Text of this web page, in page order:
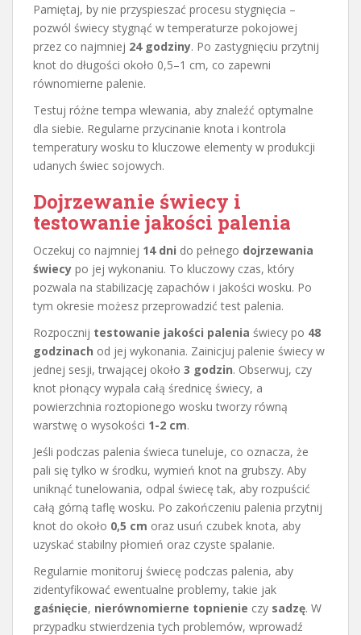
Pamiętaj, by nie przyspieszać procesu stygnięcia –
pozwól świecy stygnąć w temperaturze pokojowej
przez co najmniej 24 godziny. Po zastygnięciu przytnij
knot do długości około 0,5–1 cm, co zapewni
równomierne palenie.
Testuj różne tempa wlewania, aby znaleźć optymalne
dla siebie. Regularne przycinanie knota i kontrola
temperatury wosku to kluczowe elementy w produkcji
udanych świec sojowych.
Dojrzewanie świecy i
testowanie jakości palenia
Oczekuj co najmniej 14 dni do pełnego dojrzewania
świecy po jej wykonaniu. To kluczowy czas, który
pozwala na stabilizację zapachów i jakości wosku. Po
tym okresie możesz przeprowadzić test palenia.
Rozpocznij testowanie jakości palenia świecy po 48
godzinach od jej wykonania. Zainicjuj palenie świecy w
jednej sesji, trwającej około 3 godzin. Obserwuj, czy
knot płonący wypala całą średnicę świecy, a
powierzchnia roztopionego wosku tworzy równą
warstwę o wysokości 1-2 cm.
Jeśli podczas palenia świeca tuneluje, co oznacza, że
pali się tylko w środku, wymień knot na grubszy. Aby
uniknąć tunelowania, odpal świecę tak, aby rozpuścić
całą górną taflę wosku. Po zakończeniu palenia przytnij
knot do około 0,5 cm oraz usuń czubek knota, aby
uzyskać stabilny płomień oraz czyste spalanie.
Regularnie monitoruj świecę podczas palenia, aby
zidentyfikować ewentualne problemy, takie jak
gaśnięcie, nierównomierne topnienie czy sadzę. W
przypadku stwierdzenia tych problemów, wprowadź